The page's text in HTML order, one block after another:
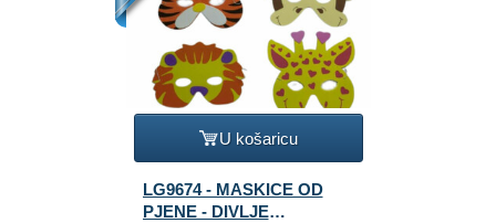
U košaricu
LG9674 - MASKICE OD
PJENE - DIVLJE